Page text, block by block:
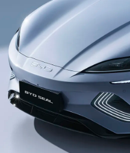
extremadamente
ambas matrices de
con un borde
texturizado, creando
visual del
Dynaudio
El sistema de sonido
envolvente por primera
máxima potencia